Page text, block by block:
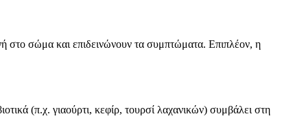
στο σώμα και επιδεινώνουν τα συμπτώματα. Επιπλέον, η
(π.χ. γιαούρτι, κεφίρ, τουρσί λαχανικών) συμβάλει στη